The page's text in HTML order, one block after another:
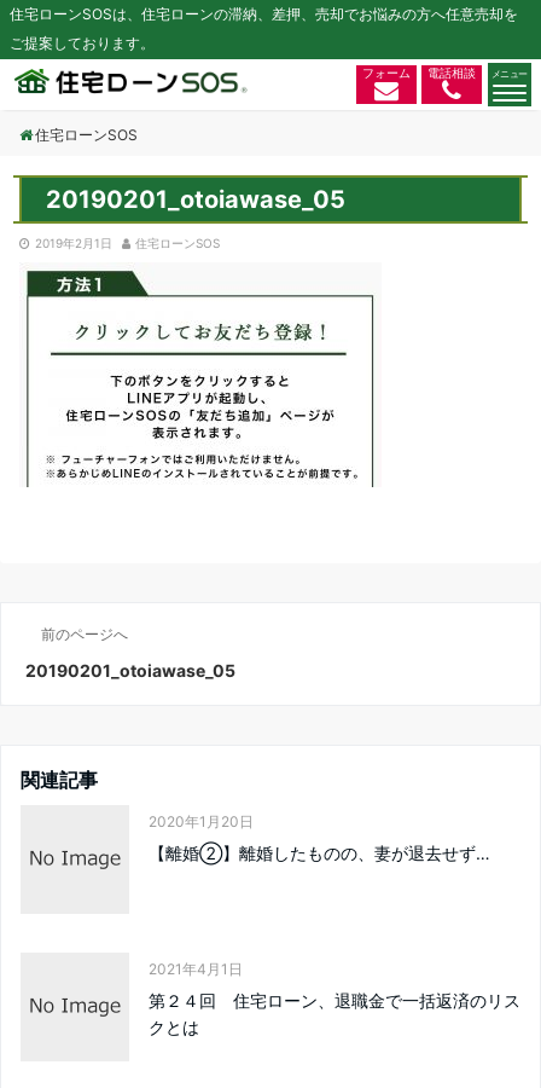
住宅ローンSOSは、住宅ローンの滞納、差押、売却でお悩みの方へ任意売却を
ご提案しております。
フォーム 電話相談
住宅ローンSOS
20190201_otoiawase_05
2019年2月1日 住宅ローンSOS
前のページへ
20190201_otoiawase_05
関連記事
2020年1月20日
【離婚②】離婚したものの、妻が退去せず…
2021年4月1日
第２４回 住宅ローン、退職金で一括返済のリス
クとは